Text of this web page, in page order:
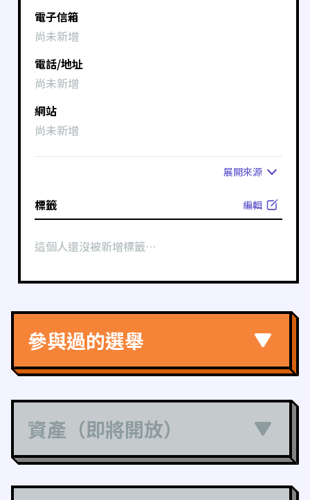
電子信箱
尚未新增
電話/地址
尚未新增
網站
尚未新增
展開來源
標籤 編輯
這個人還沒被新增標籤⋯
參與過的選舉
資產（即將開放）